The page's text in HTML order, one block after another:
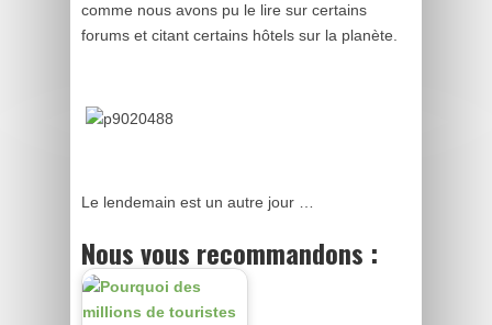
comme nous avons pu le lire sur certains
forums et citant certains hôtels sur la planète.
Le lendemain est un autre jour …
Nous vous recommandons :